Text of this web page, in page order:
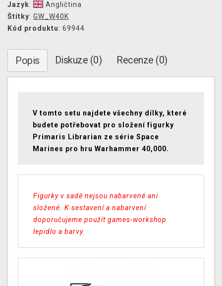
Jazyk:
Angličtina
Štítky: GW_W40K
Kód produktu: 69944
Popis Diskuze (0) Recenze (0)
V tomto setu najdete všechny dílky, které
budete potřebovat pro složení figurky
Primaris Librarian ze série Space
Marines pro hru Warhammer 40,000.
Figurky v sadě nejsou nabarvené ani
složené. K sestavení a nabarvení
doporučujeme použít games-workshop
lepidlo a barvy.